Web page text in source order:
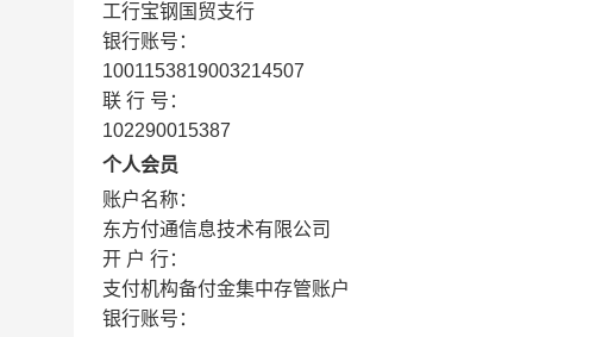
工行宝钢国贸支行
银行账号：
1001153819003214507
联 行 号：
102290015387
个人会员
账户名称：
东方付通信息技术有限公司
开 户 行：
支付机构备付金集中存管账户
银行账号：